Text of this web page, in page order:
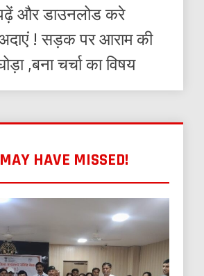
और डाउनलोड करे
! सड़क पर आराम की
,बना चर्चा का विषय
HAVE MISSED!